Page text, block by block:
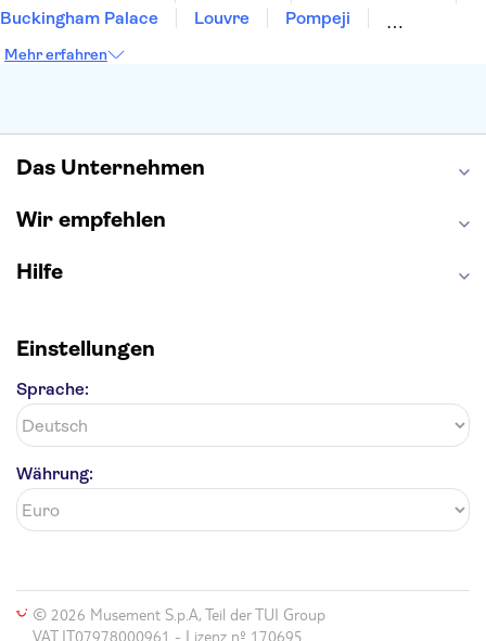
Buckingham Palace
Louvre
Pompeji
Moulin Rouge
Mehr erfahren
Das Unternehmen
Wir empfehlen
Hilfe
Einstellungen
Sprache:
Währung:
© 2026 Musement S.p.A, Teil der TUI Group
VAT IT07978000961 - Lizenz nº 170695